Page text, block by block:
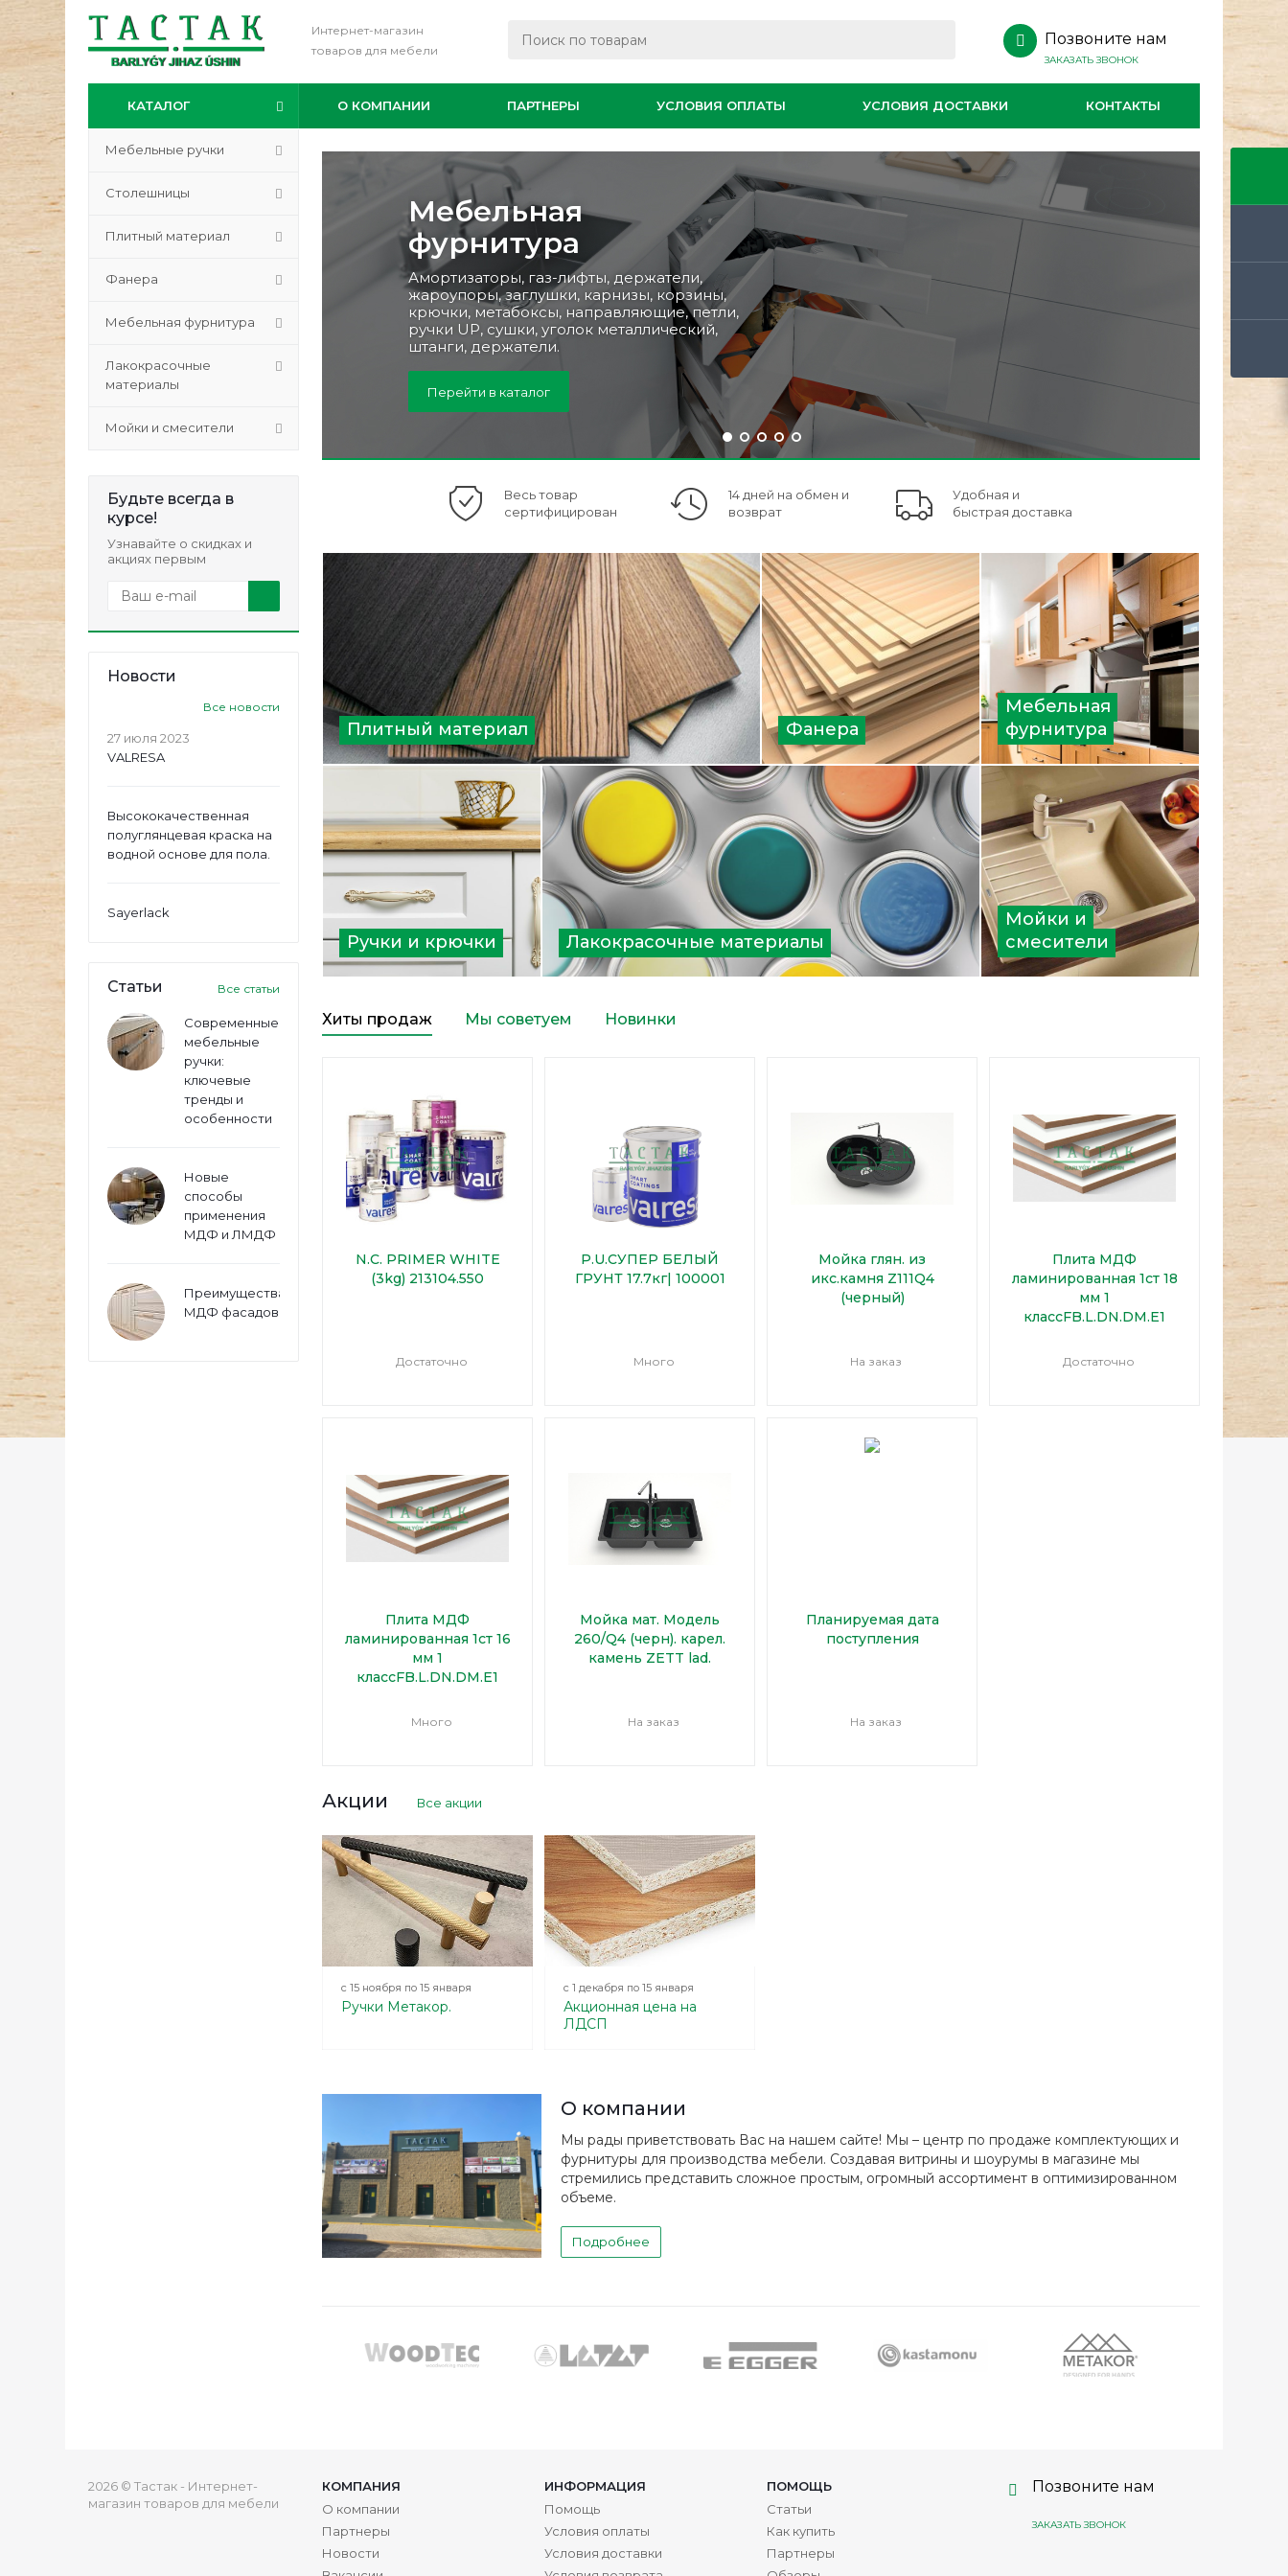
Интернет-магазин
товаров для мебели
Позвоните нам
ЗАКАЗАТЬ ЗВОНОК
КАТАЛОГ О КОМПАНИИ ПАРТНЕРЫ УСЛОВИЯ ОПЛАТЫ УСЛОВИЯ ДОСТАВКИ КОНТАКТЫ
Мебельные ручки
Столешницы
Плитный материал
Фанера
Мебельная фурнитура
Лакокрасочные
материалы
Мойки и смесители
Будьте всегда в
курсе!
Узнавайте о скидках и
акциях первым
Новости
Все новости
27 июля 2023
VALRESA
Высококачественная
полуглянцевая краска на
водной основе для пола.
Sayerlack
Статьи Все статьи
Современные
мебельные
ручки:
ключевые
тренды и
особенности
Новые
способы
применения
МДФ и ЛМДФ
Преимущества
МДФ фасадов
Мойки и смесители
Наш широкий ассортимент моек и
смесителей позволит вам подобрать
смеситель и мойку для ежедневного
комфортного использования.
Весь товар
сертифицирован
14 дней на обмен и
возврат
Удобная и
быстрая доставка
Плитный материал Фанера
Мебельная
фурнитура
Ручки и крючки Лакокрасочные материалы
Мойки и
смесители
Хиты продаж Мы советуем Новинки
N.C. PRIMER WHITE
(3kg) 213104.550
Достаточно
P.U.СУПЕР БЕЛЫЙ
ГРУНТ 17.7кг| 100001
Много
Мойка глян. из
икс.камня Z111Q4
(черный)
На заказ
Плита МДФ
ламинированная 1ст 18
мм 1
классFB.L.DN.DM.E1
Достаточно
Плита МДФ
ламинированная 1ст 16
мм 1
классFB.L.DN.DM.E1
Много
Мойка мат. Модель
260/Q4 (черн). карел.
камень ZETT lad.
На заказ
Планируемая дата
поступления
На заказ
Акции Все акции
с 15 ноября по 15 января
Ручки Метакор.
с 1 декабря по 15 января
Акционная цена на
ЛДСП
О компании
Мы рады приветствовать Вас на нашем сайте! Мы – центр по продаже комплектующих и
фурнитуры для производства мебели. Создавая витрины и шоурумы в магазине мы
стремились представить сложное простым, огромный ассортимент в оптимизированном
объеме.
Подробнее
2026 © Тастак - Интернет-
магазин товаров для мебели
КОМПАНИЯ ИНФОРМАЦИЯ
ПОМОЩЬ
О компании
Партнеры
Новости
Помощь
Условия оплаты
Условия доставки
Статьи
Как купить
Партнеры
Позвоните нам
ЗАКАЗАТЬ ЗВОНОК